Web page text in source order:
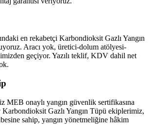
en rekabetçi Karbondioksit Gazlı Yangın
Aracı yok, üretici-dolum atölyesi-
geçiyor. Yazılı teklif, KDV dahil net
MEB onaylı yangın güvenlik sertifikasına
Gazlı Yangın Tüpü ekiplerimiz,
sahip, yangın yönetmeliğine hâkim